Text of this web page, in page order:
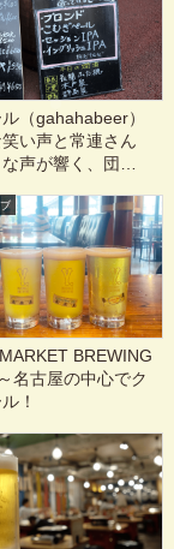
（gahahabeer）
い声と常連さん
声が響く、団地
新木場
BREWING
名古屋の中心でク
！